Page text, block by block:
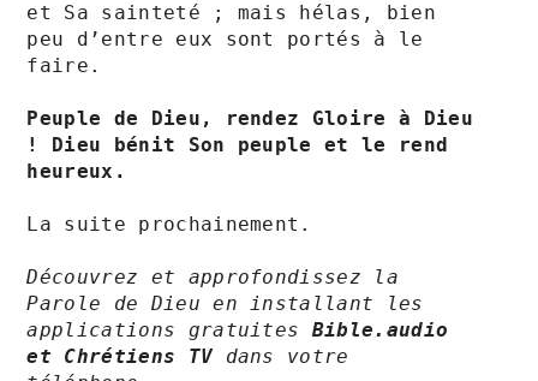
et Sa sainteté ; mais hélas, bien
peu d’entre eux sont portés à le
faire.
Peuple de Dieu, rendez Gloire à Dieu
! Dieu bénit Son peuple et le rend
heureux.
La suite prochainement.
Découvrez et approfondissez la
Parole de Dieu en installant les
applications gratuites Bible.audio
et Chrétiens TV dans votre